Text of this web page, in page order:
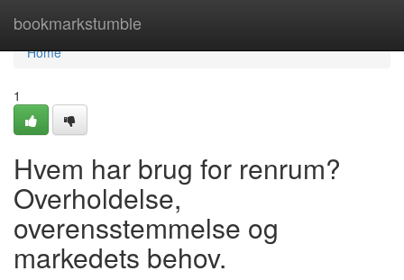
bookmarkstumble
Home
Home
1
Hvem har brug for renrum?
Overholdelse,
overensstemmelse og
markedets behov.